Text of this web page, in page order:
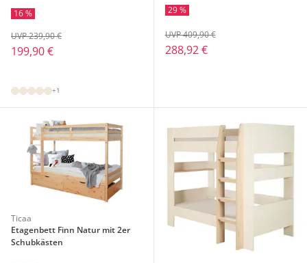
16 %
199,90 €
UVP 239,90 €
+1
29 %
288,92 €
UVP 409,90 €
Ticaa
Etagenbett Finn Natur mit 2er
Schubkästen